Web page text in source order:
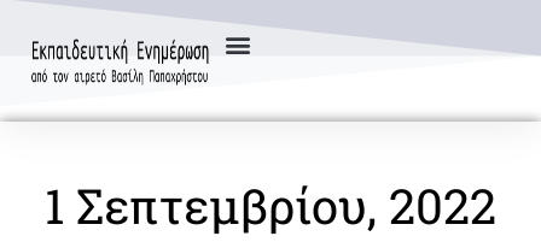
1 Σεπτεμβρίου, 2022